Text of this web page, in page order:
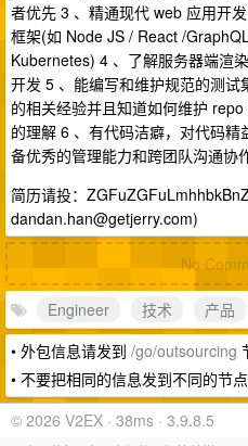
者优先 3 、精通现代 web 应用开
框架(如 Node JS / React /
Kubernetes) 4 、了解服务器端渲
开发 5 、能编写和维护规范的测
的相关经验并且知道如何维护
的理解 6 、有代码洁癖，对代码
备优秀的管理能力和跨团队沟通协
简历请投：
dandan.han@getjerry.com)
No
Engineer 技术 产品
• 外包信息请发到 /go/outsourcing
• 不要把相同的信息发到不同的节点
© 2026 V2EX · 38ms · 3.9.8.5